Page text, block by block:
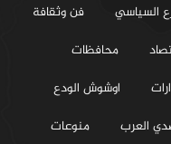
السياسي
فن وثقافة
محافظات
اوشوش الودع
العرب
منوعات